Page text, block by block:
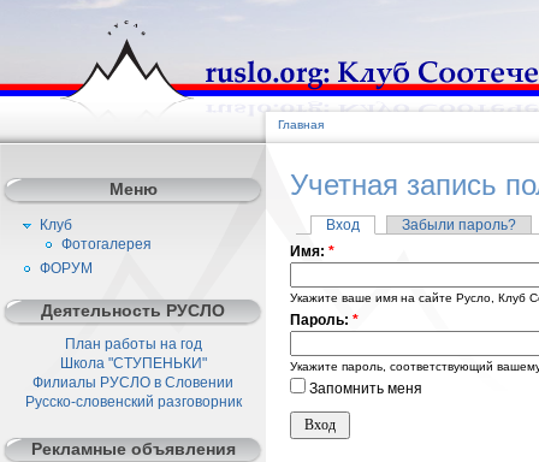
Главная
Учетная запись
Вход
Забыли пароль?
Имя: *
Укажите ваше имя на сайте Русло, Клуб
Пароль: *
Укажите пароль, соответствующий
Запомнить меня
Меню
Клуб
Фотогалерея
ФОРУМ
Деятельность РУСЛО
План работы на год
Школа "СТУПЕНЬКИ"
Филиалы РУСЛО в Словении
Русско-словенский разговорник
Рекламные объявления